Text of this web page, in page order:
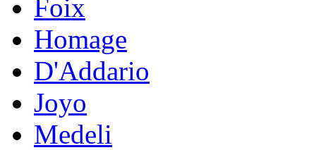
Foix
Homage
D'Addario
Joyo
Medeli